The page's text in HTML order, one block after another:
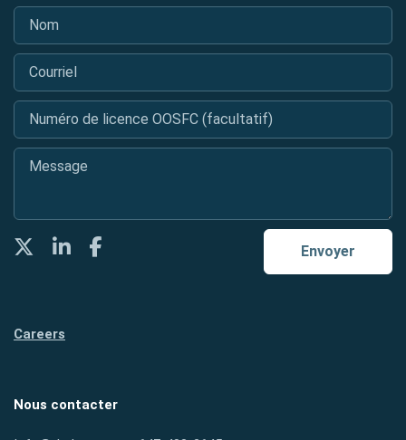
Nom
Courriel
Numéro de licence OOSFC (facultatif)
Message
Envoyer
TwitterLinkedInFacebook
Careers
Nous contacter